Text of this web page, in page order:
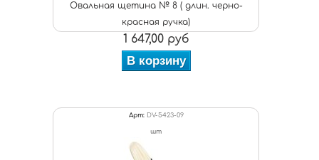
Овальная щетина № 8 ( длин. черно-
красная ручка)
1 647,00 руб
В корзину
Арт: DV-5423-09
шт